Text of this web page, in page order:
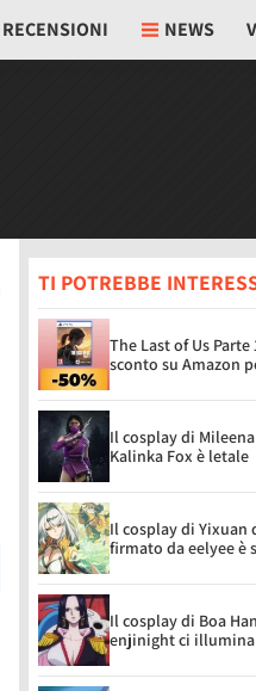
RECENSIONI NEWS
TI POTREBBE
The Last of Us
sconto su Amazon
Il cosplay di
Kalinka Fox è letale
Il cosplay di Yixuan
firmato da eelyee è
Il cosplay di Boa
enjinight ci